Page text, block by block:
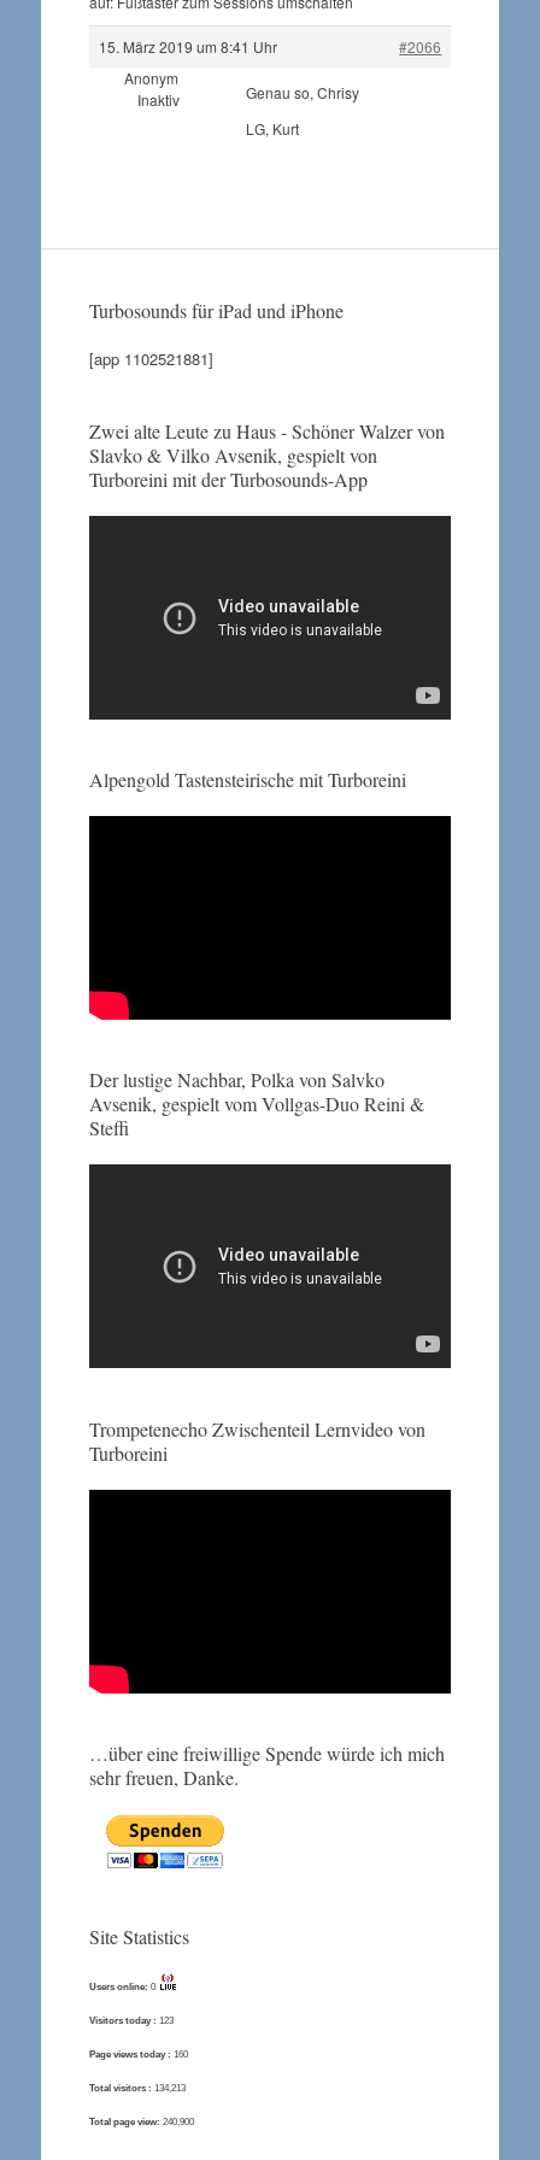
15. März 2019 um 8:41 Uhr
#2066
Anonym
Inaktiv
Genau so, Chrisy
LG, Kurt
Turbosounds für iPad und iPhone
[app 1102521881]
Zwei alte Leute zu Haus - Schöner Walzer von
Slavko & Vilko Avsenik, gespielt von
Turboreini mit der Turbosounds-App
Alpengold Tastensteirische mit Turboreini
Der lustige Nachbar, Polka von Salvko
Avsenik, gespielt vom Vollgas-Duo Reini &
Steffi
Trompetenecho Zwischenteil Lernvideo von
Turboreini
…über eine freiwillige Spende würde ich mich
sehr freuen, Danke.
Site Statistics
Users online: 0
Visitors today : 123
Page views today : 160
Total visitors : 134,213
Total page view: 240,900